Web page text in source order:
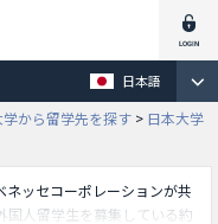
日本語
から留学先を探す > 日本大学
ッセコーポレーションが共
国人留学生を募集している約